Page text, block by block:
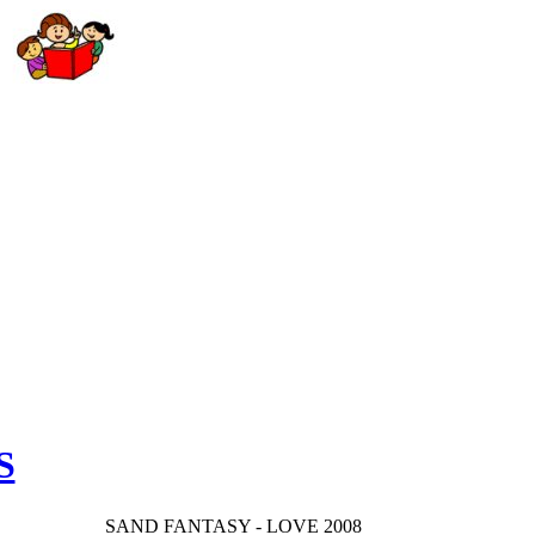
SAND FANTASY - LOVE 2008